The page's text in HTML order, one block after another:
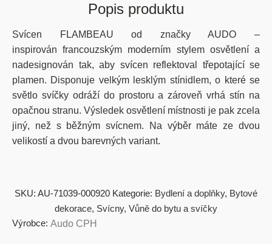
Popis produktu
Svícen FLAMBEAU od značky AUDO –
inspirován francouzským moderním stylem osvětlení a
nadesignován tak, aby svícen reflektoval třepotající se
plamen. Disponuje velkým lesklým stínidlem, o které se
světlo svíčky odráží do prostoru a zároveň vrhá stín na
opačnou stranu. Výsledek osvětlení místnosti je pak zcela
jiný, než s běžným svícnem. Na výběr máte ze dvou
velikostí a dvou barevných variant.
SKU: AU-71039-000920 Kategorie: Bydlení a doplňky, Bytové
dekorace, Svícny, Vůně do bytu a svíčky
Výrobce: Audo CPH